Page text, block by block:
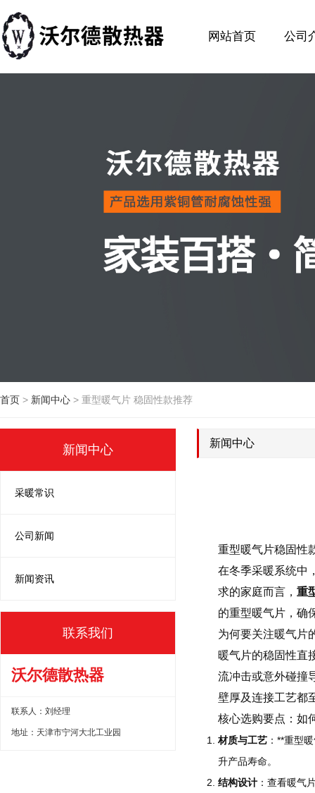
网站首页 公司
首页 > 新闻中心 > 重型暖气片 稳固性款推荐
新闻中心
采暖常识
公司新闻
新闻资讯
联系我们
沃尔德散热器
联系人：刘经理
地址：天津市宁河大北工业园
新闻中心
重型暖气片稳固性
在冬季采暖系统中
求的家庭而言， 重
的重型暖气片，确
为何要关注暖气片
暖气片的稳固性直
流冲击或意外碰撞
壁厚及连接工艺都
核心选购要点：如
材质与工艺 ：**重型
升产品寿命。
结构设计 ：查看暖气